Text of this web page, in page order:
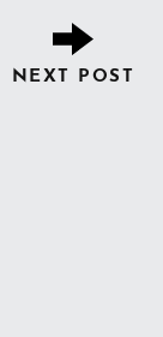
NEXT POST